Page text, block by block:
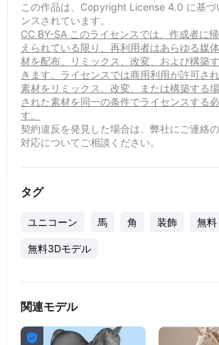
この作品は、Copyright License 4.0 に基づ
ンスされています。
CC BY-SA このライセンスでは、作成者に
えられている限り、再利用者はあらゆる媒
材を配布、リミックス、改変、および構築
きます。ライセンスでは商用利用が許可され
素材をリミックス、改変、または構築する
された素材を同一の条件でライセンスする
す。
契約違反を発見した場合は、弊社にご連絡
対応についてご相談ください。
タグ
ユニコーン 馬 角 装飾 無料
無料3Dモデル
関連モデル
